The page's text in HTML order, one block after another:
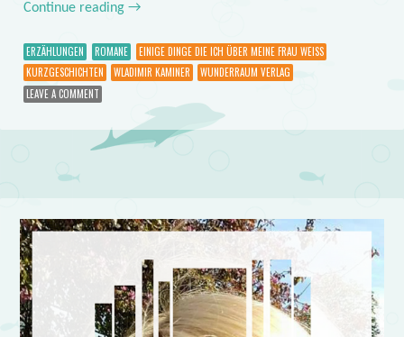
Continue reading →
ERZÄHLUNGEN ROMANE
EINIGE DINGE DIE ICH ÜBER MEINE FRAU WEISS
KURZGESCHICHTEN
WLADIMIR KAMINER
WUNDERRAUM VERLAG
LEAVE A COMMENT
Post navigation